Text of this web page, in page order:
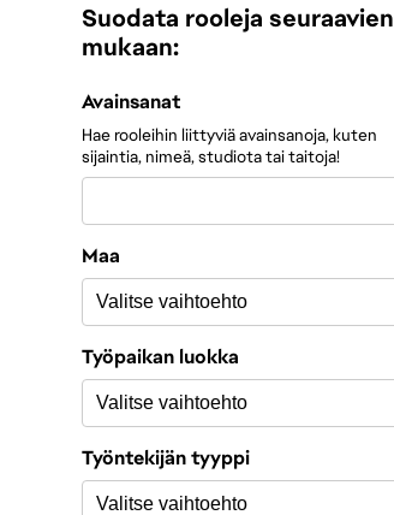
Suodata rooleja seuraavien
mukaan:
Suodata rooleja seuraavien mukaan:
Avainsanat
Hae rooleihin liittyviä avainsanoja, kuten
sijaintia, nimeä, studiota tai taitoja!
Maa
Työpaikan luokka
Työntekijän tyyppi